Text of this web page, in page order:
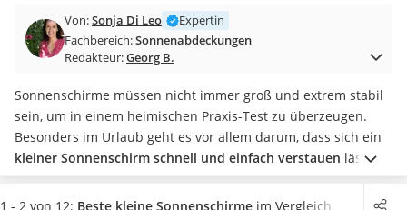
Split-Klimaanlage 2 Innengeräte
Pelletofen
Bohrmaschine
Fliesenschneider
Hochdruckreiniger
Doppelschleifer
Überwachungskamera
Benzinrasenmäher mit Elektrostart
Akku-Laubsauger
Von:Sonja Di Leo
Expertin
Fachbereich:Sonnenabdeckungen
Redakteur:Georg B.
Sonnenschirme müssen nicht immer groß und extrem stabil
sein, um in einem heimischen Praxis-Test zu überzeugen.
Besonders im Urlaub geht es vor allem darum, dass sich ein
kleiner Sonnenschirm schnell und einfach verstauen lässt.
Wählen Sie jetzt einen Sonnenschirm aus unserem Vergleich,
derleicht und klappbar ist und sich eher für den Transport
1 - 2 von 12: Beste kleine Sonnenschirme im Vergleich